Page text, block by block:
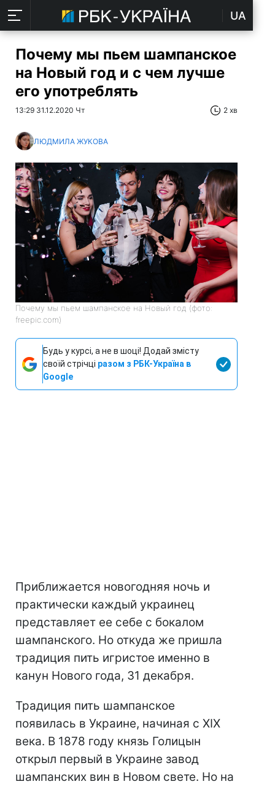
UA
Почему мы пьем шампанское
на Новый год и с чем лучше
его употреблять
13:29 31.12.2020 Чт 2 хв
ЛЮДМИЛА ЖУКОВА
Почему мы пьем шампанское на Новый год (фото:
freepic.com)
Будь у курсі, а не в шоці! Додай змісту
своїй стрічці разом з РБК-Україна в
Google
Приближается новогодняя ночь и
практически каждый украинец
представляет ее себе с бокалом
шампанского. Но откуда же пришла
традиция пить игристое именно в
канун Нового года, 31 декабря.
Традиция пить шампанское
появилась в Украине, начиная с ХІХ
века. В 1878 году князь Голицын
открыл первый в Украине завод
шампанских вин в Новом свете. Но на